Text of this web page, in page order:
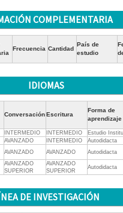
COMPLEMENTARIA
Frecuencia Cantidad
País de
estudio
IDIOMAS
ConversaciónEscritura
Forma de
aprendizaje
INTERMEDIO INTERMEDIO Estudio
AVANZADO INTERMEDIO Autodidacta
AVANZADO AVANZADO Autodidacta
AVANZADO
SUPERIOR
AVANZADO
SUPERIOR
Autodidacta
DE INVESTIGACIÓN